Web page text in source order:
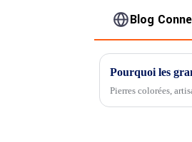
Blog
Pourquoi les
Pierres colorées,